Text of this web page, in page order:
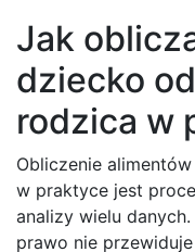
Jak
dziecko
rodzica w
Obliczenie
w praktyce jest
analizy wielu
prawo nie